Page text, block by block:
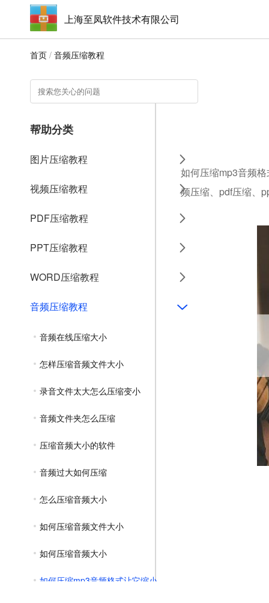
上海至凤软件技术有限公司
首页 / 音频压缩教程
帮助分类
图片压缩教程
视频压缩教程
PDF压缩教程
PPT压缩教程
WORD压缩教程
音频压缩教程
音频在线压缩大小
怎样压缩音频文件大小
录音文件太大怎么压缩变小
音频文件夹怎么压缩
压缩音频大小的软件
音频过大如何压缩
怎么压缩音频大小
如何压缩音频文件大小
如何压缩音频大小
如何压缩mp3音频格式让它缩小
如何压缩mp3音频
频压缩、pdf压缩、